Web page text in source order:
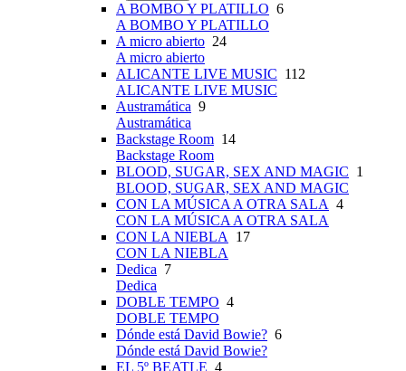
A BOMBO Y PLATILLO 6
A BOMBO Y PLATILLO
A micro abierto 24
A micro abierto
ALICANTE LIVE MUSIC 112
ALICANTE LIVE MUSIC
Austramática 9
Austramática
Backstage Room 14
Backstage Room
BLOOD, SUGAR, SEX AND MAGIC 1
BLOOD, SUGAR, SEX AND MAGIC
CON LA MÚSICA A OTRA SALA 4
CON LA MÚSICA A OTRA SALA
CON LA NIEBLA
17
CON LA NIEBLA
Dedica 7
Dedica
DOBLE TEMPO 4
DOBLE TEMPO
Dónde está David Bowie? 6
Dónde está David Bowie?
EL 5º BEATLE 4